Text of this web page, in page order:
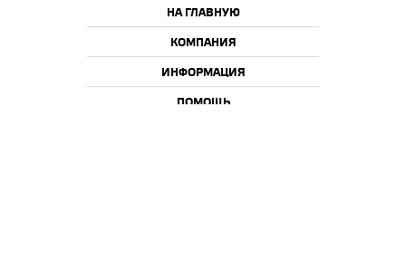
НА ГЛАВНУЮ
КОМПАНИЯ
ИНФОРМАЦИЯ
ПОМОЩЬ